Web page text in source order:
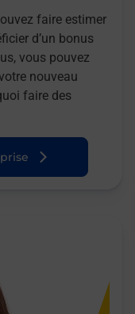
faire estimer
d’un bonus
vous pouvez
nouveau
faire des